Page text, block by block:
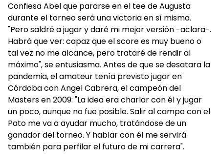
Confiesa Abel que pararse en el tee de Augusta
durante el torneo será una victoria en sí misma.
"Pero saldré a jugar y daré mi mejor versión -aclara-.
Habrá que ver: capaz que el score es muy bueno o
tal vez no me alcance, pero trataré de rendir al
máximo", se entusiasma. Antes de que se desatara la
pandemia, el amateur tenía previsto jugar en
Córdoba con Angel Cabrera, el campeón del
Masters en 2009: "La idea era charlar con él y jugar
un poco, aunque no fue posible. Salir al campo con el
Pato me va a ayudar mucho, tratándose de un
ganador del torneo. Y hablar con él me servirá
también para perfilar el futuro de mi carrera".